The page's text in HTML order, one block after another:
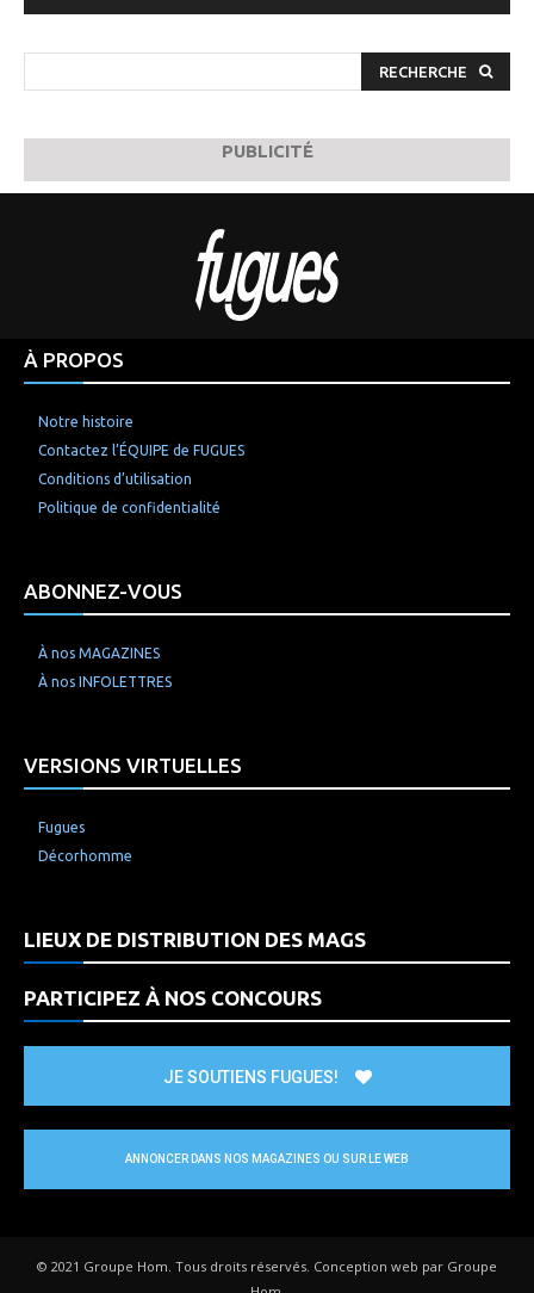
RECHERCHE
PUBLICITÉ
À PROPOS
Notre histoire
Contactez l’ÉQUIPE de FUGUES
Conditions d’utilisation
Politique de confidentialité
ABONNEZ-VOUS
À nos MAGAZINES
À nos INFOLETTRES
VERSIONS VIRTUELLES
Fugues
Décorhomme
LIEUX DE DISTRIBUTION DES MAGS
PARTICIPEZ À NOS CONCOURS
JE SOUTIENS FUGUES!
ANNONCER DANS NOS MAGAZINES OU SUR LE WEB
© 2021 Groupe Hom. Tous droits réservés. Conception web par Groupe